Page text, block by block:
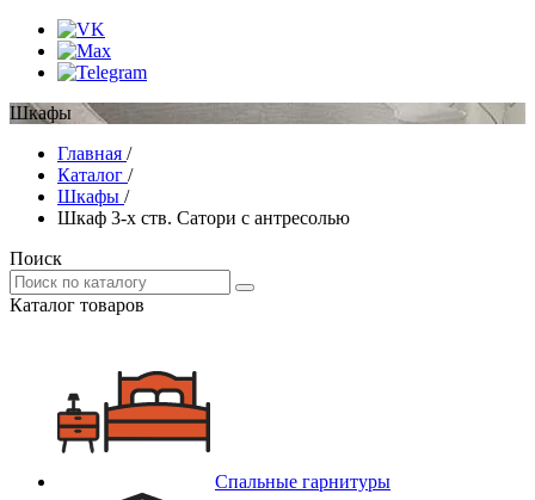
Шкафы
Главная /
Каталог /
Шкафы /
Шкаф 3-х ств. Сатори с антресолью
Поиск
Каталог товаров
Спальные гарнитуры